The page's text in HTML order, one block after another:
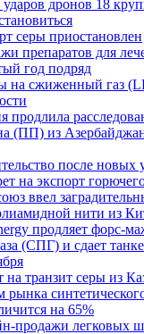
дронов 18
серы приостановлен
препаратов для
год подряд
на сжиженный газ
продлила
(ПП) из
после
на экспорт
ввел
нити из
продляет форс-
(СПГ) и сдает
на транзит серы из
рынка
на 65%
продажи легковых